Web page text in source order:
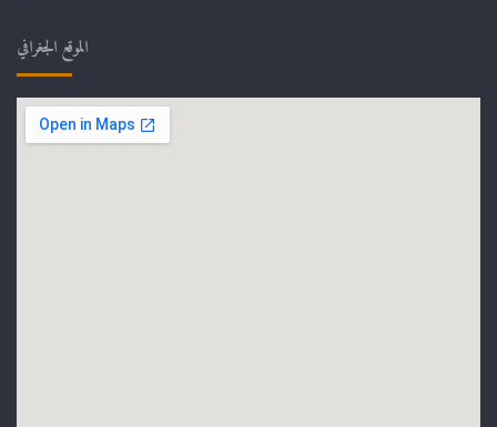
الموقع الجغرافي